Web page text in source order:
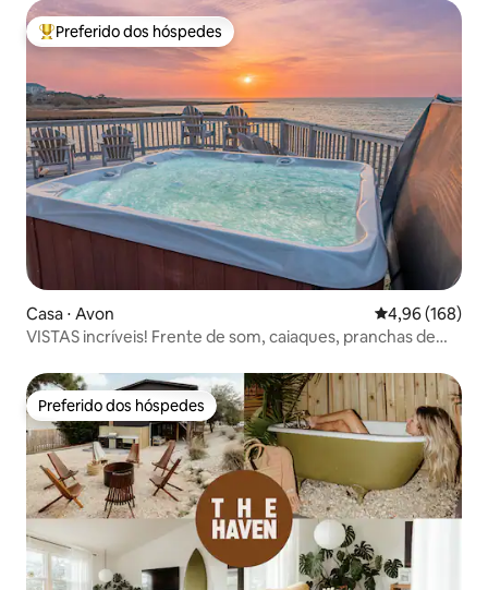
Entre os melhores preferidos dos hóspedes
Preferido dos hóspedes
Casa ⋅ Avon 4,96 de uma
4,96 (168)
VISTAS incríveis! Frente de som, caiaques, pranchas de
Preferido dos hóspedes
Preferido dos hóspedes